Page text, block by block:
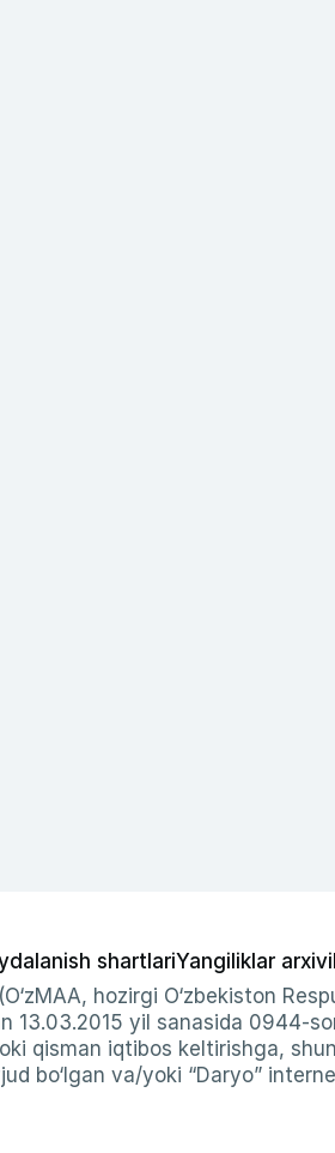
shartlariYangiliklar arxivi
hozirgi O‘zbekiston
yil sanasida 0944-
qisman iqtibos keltirishga,
bo‘lgan va/yoki “Daryo”